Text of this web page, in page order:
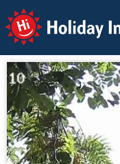
Holiday Info